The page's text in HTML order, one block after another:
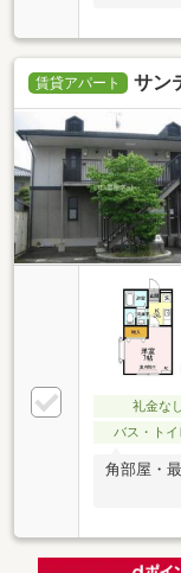
賃貸アパート サン
礼金なし
バス・トイ
角部屋・